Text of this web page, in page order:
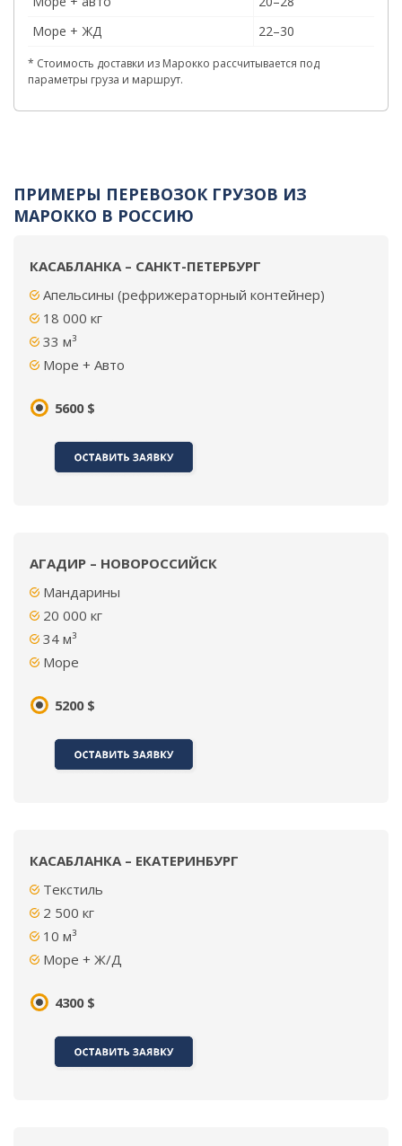
Море + ЖД
22–30
* Стоимость доставки из Марокко рассчитывается под
параметры груза и маршрут.
ПРИМЕРЫ ПЕРЕВОЗОК ГРУЗОВ ИЗ
МАРОККО В РОССИЮ
КАСАБЛАНКА – САНКТ-ПЕТЕРБУРГ
Апельсины (рефрижераторный контейнер)
18 000 кг
33 м³
Море + Авто
5600 $
АГАДИР – НОВОРОССИЙСК
Мандарины
20 000 кг
34 м³
Море
5200 $
КАСАБЛАНКА – ЕКАТЕРИНБУРГ
Текстиль
2 500 кг
10 м³
Море + Ж/Д
4300 $